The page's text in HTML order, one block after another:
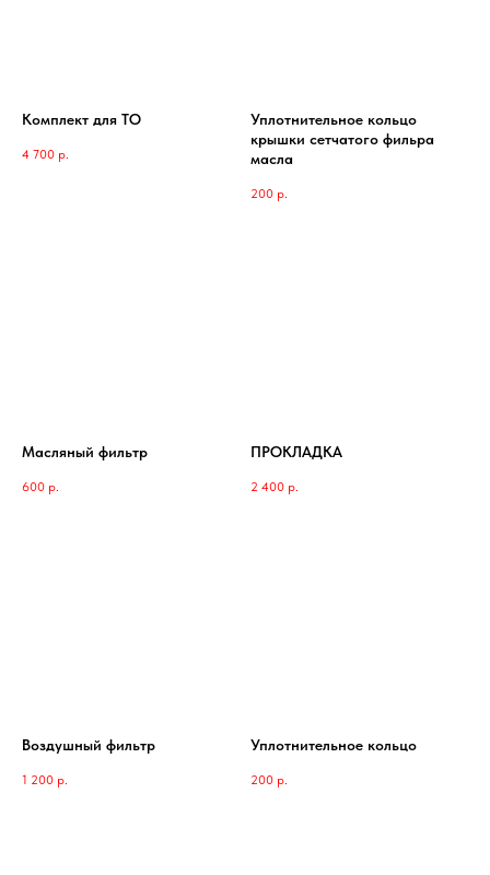
Комплект для ТО
4 700 р.
Уплотнительное кольцо
крышки сетчатого фильра
масла
200 р.
Масляный фильтр
600 р.
ПРОКЛАДКА
2 400 р.
Воздушный фильтр
1 200 р.
Уплотнительное кольцо
200 р.